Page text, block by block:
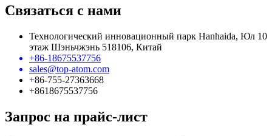
Связаться с нами
Технологический инновационный парк Hanhaida, Юл 10
этаж Шэньчжэнь 518106, Китай
+86-18675537756
sales@top-atom.com
+86-755-27363668
+8618675537756
Запрос на прайс-лист